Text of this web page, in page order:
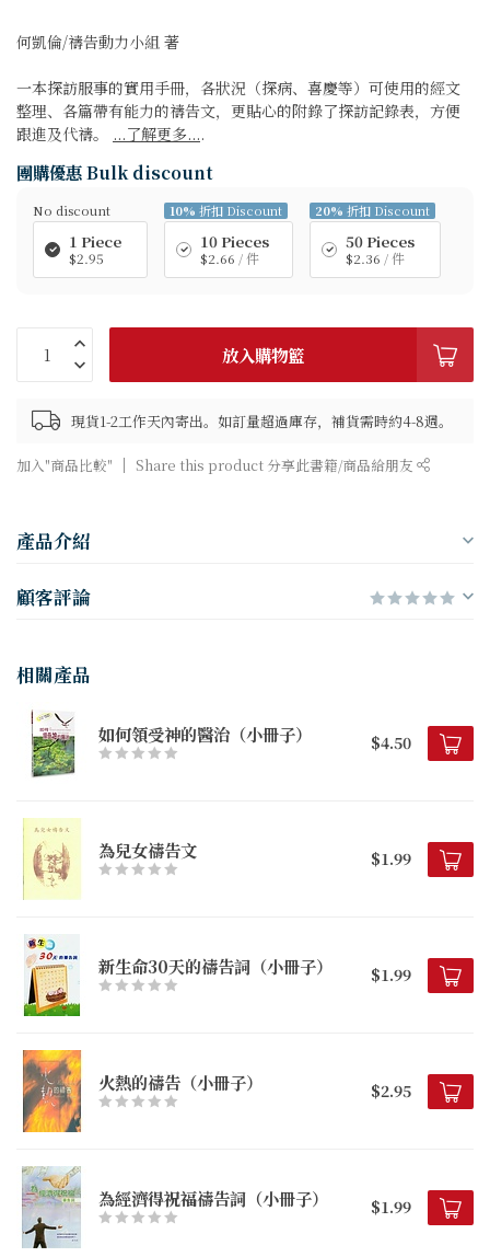
何凱倫/禱告動力小組 著
一本探訪服事的實用手冊，各狀況（探病、喜慶等）可使用的經文
整理、各篇帶有能力的禱告文，更貼心的附錄了探訪記錄表，方便
跟進及代禱。 ...了解更多....
團購優惠 Bulk discount
No discount
1 Piece
$2.95
10% 折扣 Discount
10 Pieces
$2.66 / 件
20% 折扣 Discount
50 Pieces
$2.36 / 件
放入購物籃
現貨1-2工作天內寄出。如訂量超過庫存，補貨需時約4-8週。
加入"商品比較" Share this product 分享此書籍/商品給朋友
產品介紹
顧客評論
相關產品
如何領受神的醫治（小冊子） $4.50
為兒女禱告文 $1.99
新生命30天的禱告詞（小冊子） $1.99
火熱的禱告（小冊子） $2.95
為經濟得祝福禱告詞（小冊子） $1.99